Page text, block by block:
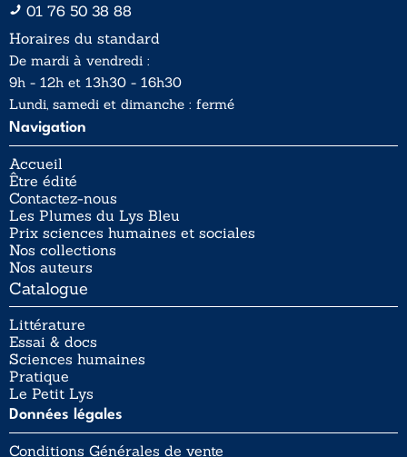
01 76 50 38 88
Horaires du standard
De mardi à vendredi :
9h - 12h et 13h30 - 16h30
Lundi, samedi et dimanche : fermé
Navigation
Accueil
Être édité
Contactez-nous
Les Plumes du Lys Bleu
Prix sciences humaines et sociales
Nos collections
Nos auteurs
Catalogue
Littérature
Essai & docs
Sciences humaines
Pratique
Le Petit Lys
Données légales
Conditions Générales de vente